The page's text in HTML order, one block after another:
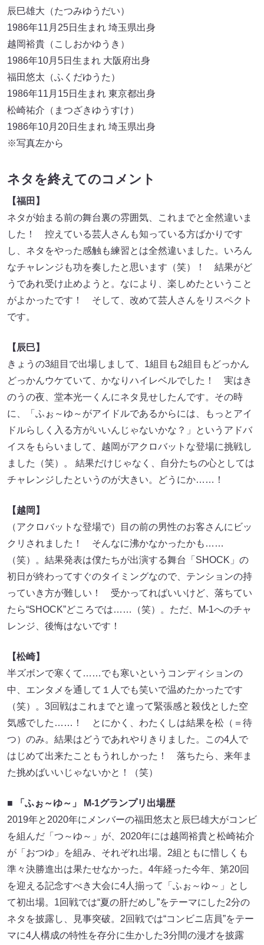
辰巳雄大（たつみゆうだい）
1986年11月25日生まれ 埼玉県出身
越岡裕貴（こしおかゆうき）
1986年10月5日生まれ 大阪府出身
福田悠太（ふくだゆうた）
1986年11月15日生まれ 東京都出身
松崎祐介（まつざきゆうすけ）
1986年10月20日生まれ 埼玉県出身
※写真左から
ネタを終えてのコメント
【福田】
ネタが始まる前の舞台裏の雰囲気、これまでと全然違いま
した！ 控えている芸人さんも知っている方ばかりです
し、ネタをやった感触も練習とは全然違いました。いろん
なチャレンジも功を奏したと思います（笑）！ 結果がど
うであれ受け止めようと。なにより、楽しめたということ
がよかったです！ そして、改めて芸人さんをリスペクト
です。
【辰巳】
きょうの3組目で出場しまして、1組目も2組目もどっかん
どっかんウケていて、かなりハイレベルでした！ 実はき
のうの夜、堂本光一くんにネタ見せしたんです。その時
に、「ふぉ～ゆ～がアイドルであるからには、もっとアイ
ドルらしく入る方がいいんじゃないかな？」というアドバ
イスをもらいまして、越岡がアクロバットな登場に挑戦し
ました（笑）。 結果だけじゃなく、自分たちの心としては
チャレンジしたというのが大きい。どうにか……！
【越岡】
（アクロバットな登場で）目の前の男性のお客さんにビッ
クリされました！ そんなに沸かなかったかも……
（笑）。結果発表は僕たちが出演する舞台「SHOCK」の
初日が終わってすぐのタイミングなので、テンションの持
っていき方が難しい！ 受かってればいいけど、落ちてい
たら“SHOCK”どころでは……（笑）。ただ、M-1へのチャ
レンジ、後悔はないです！
【松崎】
半ズボンで寒くて……でも寒いというコンディションの
中、エンタメを通して１人でも笑いで温めたかったです
（笑）。3回戦はこれまでと違って緊張感と殺伐とした空
気感でした……！ とにかく、わたくしは結果を松（＝待
つ）のみ。結果はどうであれやりきりました。この4人で
はじめて出来たこともうれしかった！ 落ちたら、来年ま
た挑めばいいじゃないかと！（笑）
■ 「ふぉ～ゆ～」 M-1グランプリ出場歴
2019年と2020年にメンバーの福田悠太と辰巳雄大がコンビ
を組んだ「つ～ゆ～」が、2020年には越岡裕貴と松崎祐介
が「おつゆ」を組み、それぞれ出場。2組ともに惜しくも
準々決勝進出は果たせなかった。4年経った今年、第20回
を迎える記念すべき大会に4人揃って「ふぉ～ゆ～」とし
て初出場。1回戦では“夏の肝だめし”をテーマにした2分の
ネタを披露し、見事突破。2回戦では“コンビニ店員”をテー
マに4人構成の特性を存分に生かした3分間の漫才を披露